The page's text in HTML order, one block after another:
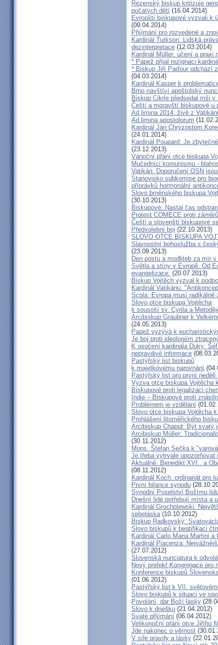
Řezenský biskup kritizuje
počatých dětí (16.04.2014)
Evropští biskupové vyzvali k
(09.04.2014)
Přijímání pro rozvedené a
Kardinál Turkson: Lidská
dezinterpretace (12.03.2014)
Kardinál Müller: učení a praxi
* Papež přijal rezignaci
* Biskup Jiří Paďour odchází
(04.03.2014)
Kardinál Kasper k
Brno navštíví apoštolský
Biskup Cikrle předsedal mši
Čeští a moravští biskupové u
Ad limina 2014: živě z
Ad limina apostolorum
Kardinál Ján Chryzostom
(24.01.2014)
Kardinál Poupard: Je
(23.12.2013)
Vánoční přání otce biskupa
Mučedníci komunismu -
Vatikán: Doporučení OSN
Stanovisko subkomise pro
přípravků hormonální
Slovo brněnského biskupa
(30.10.2013)
Biskupové: Nastal čas
Protest COMECE proti
Čeští a slovenští biskupové
Předvolební boj (22.10.2013)
SLOVO OTCE BISKUPA
Slavnostní bohoslužba s
(23.09.2013)
Den postu a modliteb za mír
Světla a stíny v Evropě. Od
evangelizace. (20.07.2013)
Biskup Vojtěch vyzval k
Kardinál Vatikánu:
Scola: Evropa musí
Slovo otce biskupa Vojtěcha
k sousoší sv. Cyrila a
Arcibiskup Graubner k
(24.05.2013)
Papež vyzývá k
Je boj proti ideologiím
K osočení kardinála Duky:
nepravdivé informace
Pastýřský list biskupů
k majetkovému narovnání
Pastýřský list pro první neděli
Výzva otce biskupa Vojtěcha
Biskupové proti legalizaci
Indie – Biskupové proti
Problémem je vzdělání
Slovo otce biskupa Vojtěcha
Prohlášení litoměřického
Arcibiskup Chaput: Být svatý
Arcibiskup Müller:
(30.11.2012)
Mons. Štefan Sečka k
Je třeba vytrvale
Aktuálně: Benedikt XVI.. a
(08.11.2012)
Kardinál Koch: ordinariát pro
První bilance synodu
Synodní Poselství Božímu
Dnešní lidé potřebují místa a
Kardinál Grocholewski:
sebeláska(10.10.2012)
Biskup Radkovský:
Slovo biskupů k beatifikaci
Kardinál Carlo Maria Martini
Kardinál Piacenza:
(27.07.2012)
Slovenská nunciatura k
Nový prefekt Kongregace pro
Konference biskupů
(01.06.2012)
Pastýřský list k VII.
Slovo biskupů k situaci ve
Povolání, dar Boží lásky
Slovo k dnešku (21.04.2012)
Svaté přijímání (06.04.2012)
Velikonoční přání otce Jiřího
Jde nakonec o věrnost
V síle pravdy a lásky